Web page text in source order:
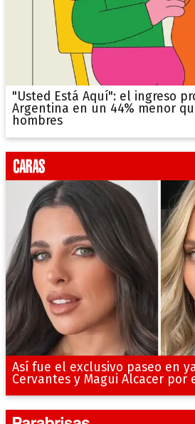
"Usted Está Aquí": el ingreso
Argentina en un 44% menor
hombres
Así fue el exclusivo paseo en
Cervantes y Magui Alcacer por